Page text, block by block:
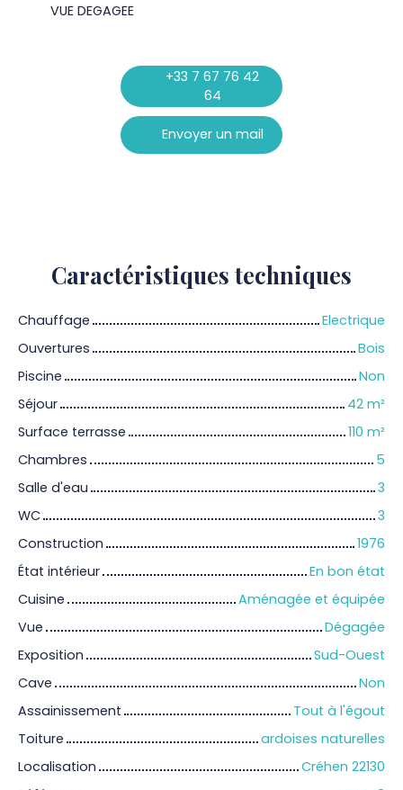
VUE DEGAGEE
+33 7 67 76 42
64
Envoyer un mail
Caractéristiques techniques
Chauffage
Electrique
Ouvertures
Bois
Piscine
Non
Séjour
42 m²
Surface terrasse
110 m²
Chambres
5
Salle d'eau
3
WC
3
Construction
1976
État intérieur
En bon état
Cuisine
Aménagée et équipée
Vue
Dégagée
Exposition
Sud-Ouest
Cave
Non
Assainissement
Tout à l'égout
Toiture
ardoises naturelles
Localisation
Créhen 22130